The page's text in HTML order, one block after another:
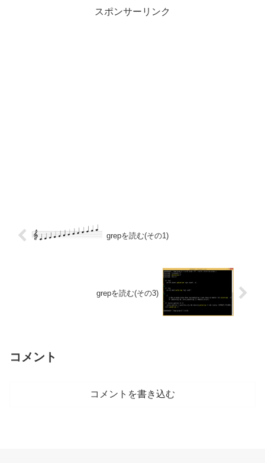
スポンサーリンク
grepを読む(その1)
grepを読む(その3)
コメント
コメントを書き込む